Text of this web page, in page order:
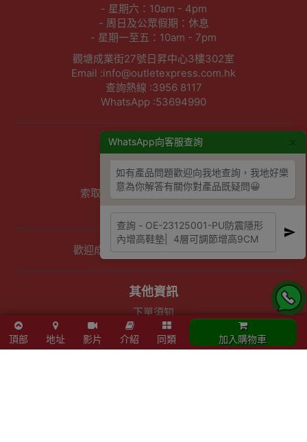
WhatsApp向客服查詢
如有產品問題歡迎向我地查詢，我地好樂
意為你解答有關你對產品既疑問😀
頂部 地址 影片 介紹 同類 加入購物車
- 星期六：10am - 4pm
- 周日及公眾假期：休息
- 星期一至五：10am - 7pm
觀塘成業街27號日昇中心3樓302室
Email :info@outletexpress.com.hk
查詢熱線 :3956 8117
WhatsApp :53694990
商店資訊
關於我們
索取報價 公司、學校或機構採購
歡迎成為Outlet Express HK供應商
其他資訊
下單須知
隱私權及條款聲明
保養條款及更換政策